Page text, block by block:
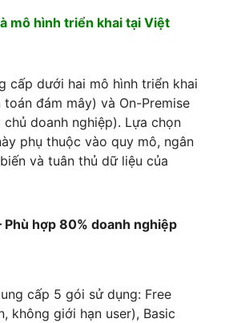
mô hình triển khai tại Việt
cấp dưới hai mô hình triển khai
đám mây) và On-Premise
doanh nghiệp). Lựa chọn
phụ thuộc vào quy mô, ngân
và tuân thủ dữ liệu của
Phù hợp 80% doanh nghiệp
cấp 5 gói sử dụng: Free
không giới hạn user), Basic